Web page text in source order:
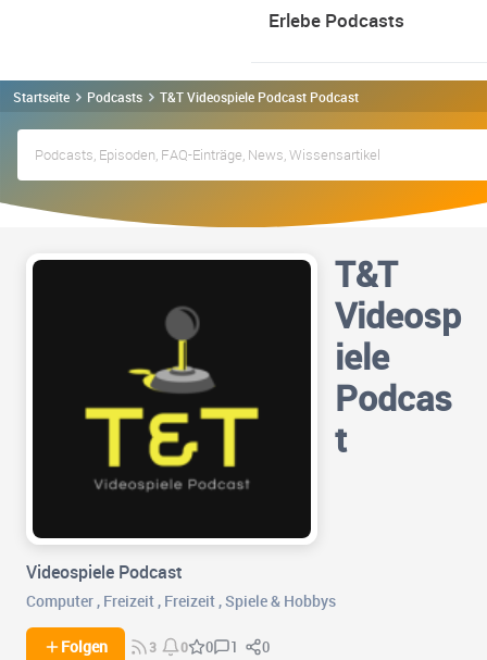
Erlebe Podcasts
Startseite Podcasts T&T Videospiele Podcast Podcast
T&T
Videosp
iele
Podcas
t
Videospiele Podcast
Computer , Freizeit , Freizeit ,Spiele & Hobbys
Folgen 3 0 0 1 0